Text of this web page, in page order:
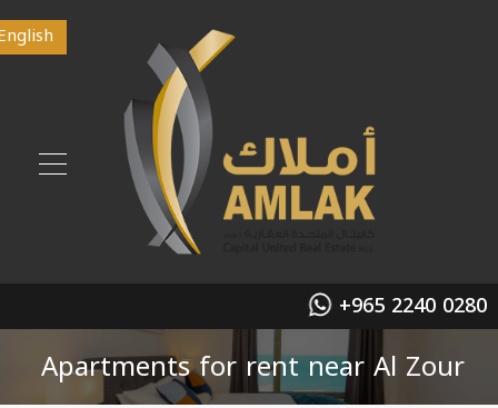
+965 2240 0280
Apartments for rent near Al Zour